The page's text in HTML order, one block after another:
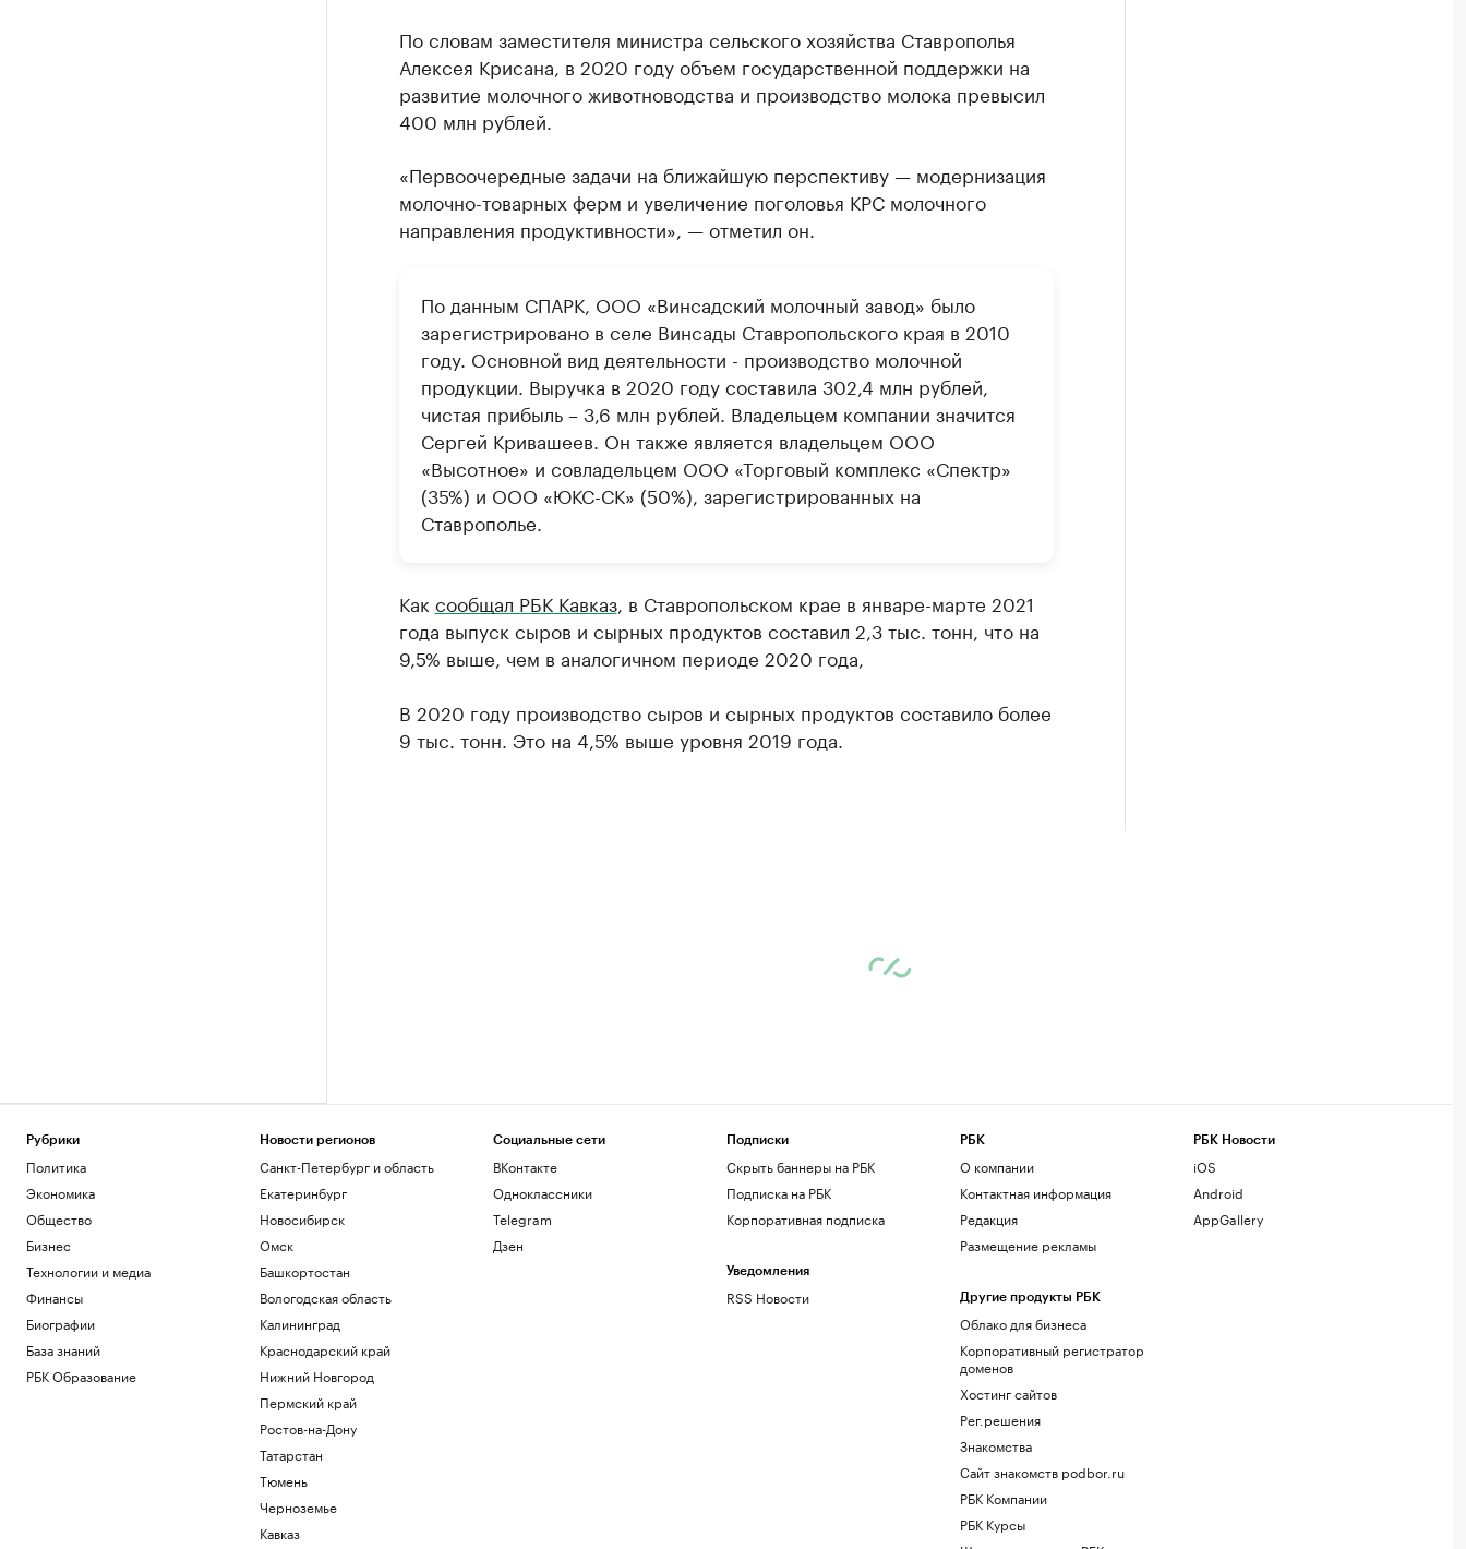
По словам заместителя министра сельского хозяйства Ставрополья
Алексея Крисана, в 2020 году объем государственной поддержки на
развитие молочного животноводства и производство молока превысил
400 млн рублей.
«Первоочередные задачи на ближайшую перспективу — модернизация
молочно-товарных ферм и увеличение поголовья КРС молочного
направления продуктивности», — отметил он.
По данным СПАРК, ООО «Винсадский молочный завод» было
зарегистрировано в селе Винсады Ставропольского края в 2010
году. Основной вид деятельности - производство молочной
продукции. Выручка в 2020 году составила 302,4 млн рублей,
чистая прибыль – 3,6 млн рублей. Владельцем компании значится
Сергей Кривашеев. Он также является владельцем ООО
«Высотное» и совладельцем ООО «Торговый комплекс «Спектр»
(35%) и ООО «ЮКС-СК» (50%), зарегистрированных на
Ставрополье.
Как сообщал РБК Кавказ, в Ставропольском крае в январе-марте 2021
года выпуск сыров и сырных продуктов составил 2,3 тыс. тонн, что на
9,5% выше, чем в аналогичном периоде 2020 года,
В 2020 году производство сыров и сырных продуктов составило более
9 тыс. тонн. Это на 4,5% выше уровня 2019 года.
Рубрики
Политика
Экономика
Общество
Бизнес
Технологии и медиа
Финансы
Биографии
База знаний
РБК Образование
Новости регионов
Санкт-Петербург и область
Екатеринбург
Новосибирск
Омск
Башкортостан
Вологодская область
Калининград
Краснодарский край
Нижний Новгород
Пермский край
Ростов-на-Дону
Татарстан
Тюмень
Черноземье
Кавказ
Социальные сети
ВКонтакте
Одноклассники
Telegram
Дзен
Подписки
Скрыть баннеры на РБК
Подписка на РБК
Корпоративная подписка
Уведомления
RSS Новости
РБК
О компании
Контактная информация
Редакция
Размещение рекламы
Другие продукты РБК
Облако для бизнеса
Корпоративный регистратор
доменов
Хостинг сайтов
Рег.решения
Знакомства
Сайт знакомств podbor.ru
РБК Компании
РБК Курсы
РБК Новости
iOS
Android
AppGallery